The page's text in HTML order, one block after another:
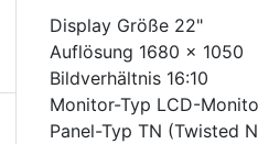
Display Größe 22"
Auflösung 1680 × 1050
Bildverhältnis 16:10
Monitor-Typ LCD-
Panel-Typ TN (Twisted